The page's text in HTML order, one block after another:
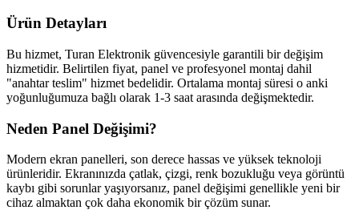
Ürün Detayları
Bu hizmet, Turan Elektronik güvencesiyle garantili bir değişim
hizmetidir. Belirtilen fiyat, panel ve profesyonel montaj dahil
"anahtar teslim" hizmet bedelidir. Ortalama montaj süresi o anki
yoğunluğumuza bağlı olarak 1-3 saat arasında değişmektedir.
Neden Panel Değişimi?
Modern ekran panelleri, son derece hassas ve yüksek teknoloji
ürünleridir. Ekranınızda çatlak, çizgi, renk bozukluğu veya görüntü
kaybı gibi sorunlar yaşıyorsanız, panel değişimi genellikle yeni bir
cihaz almaktan çok daha ekonomik bir çözüm sunar.